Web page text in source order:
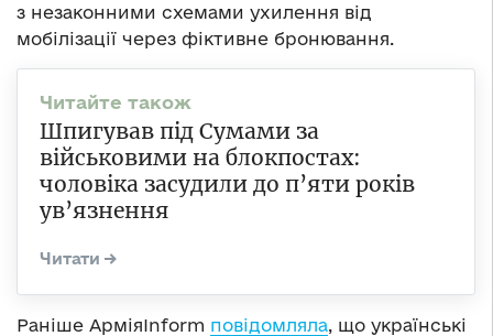
з незаконними схемами ухилення від
мобілізації через фіктивне бронювання.
Шпигував під Сумами за
військовими на блокпостах:
чоловіка засудили до п’яти років
ув’язнення
Раніше АрміяInform повідомляла, що українські